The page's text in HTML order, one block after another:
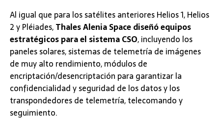
Al igual que para los satélites anteriores Helios 1, Helios
2 y Pléiades,Thales Alenia Space diseñó equipos
estratégicos para el sistema CSO, incluyendo los
paneles solares, sistemas de telemetría de imágenes
de muy alto rendimiento, módulos de
encriptación/desencriptación para garantizar la
confidencialidad y seguridad de los datos y los
transpondedores de telemetría, telecomando y
seguimiento.